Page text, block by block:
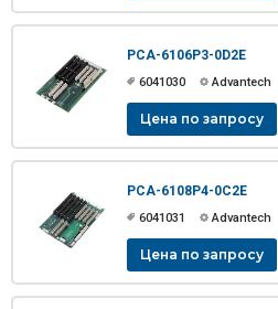
PCA-6106P3-0D2E
6041030 Advantech
Цена по запросу
PCA-6108P4-0C2E
6041031 Advantech
Цена по запросу